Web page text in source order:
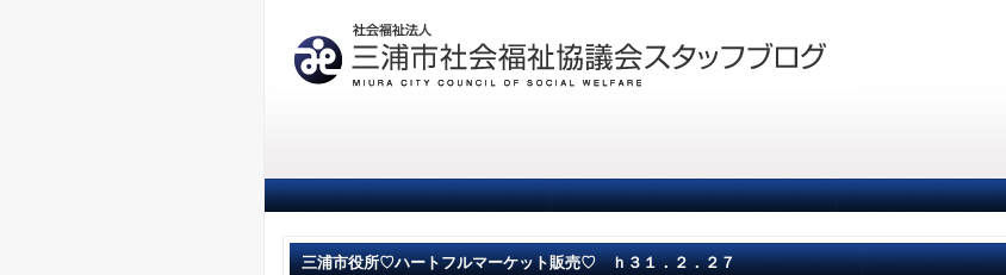
三浦市役所♡ハートフルマーケット販売♡ ｈ３１．２．２７